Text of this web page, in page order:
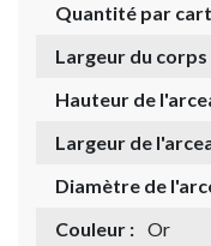
Quantité par
Largeur du corps
Hauteur de
Largeur de
Diamètre de
Couleur : Or